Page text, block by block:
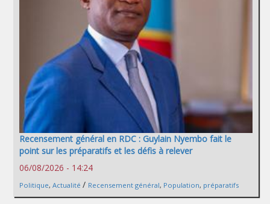
Recensement général en RDC : Guylain Nyembo fait le
point sur les préparatifs et les défis à relever
06/08/2026 - 14:24
Politique, Actualité / Recensement général, Population, préparatifs